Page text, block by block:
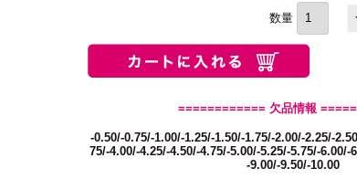
============ 欠品情報
-0.50/-0.75/-1.00/-1.25/-1.50/-1.75/-2.00/-2.25/-
75/-4.00/-4.25/-4.50/-4.75/-5.00/-5.25/-5.75/-6.00/-
-9.00/-9.50/-10.00